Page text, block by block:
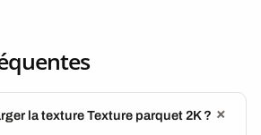
la texture Texture parquet 2K ?